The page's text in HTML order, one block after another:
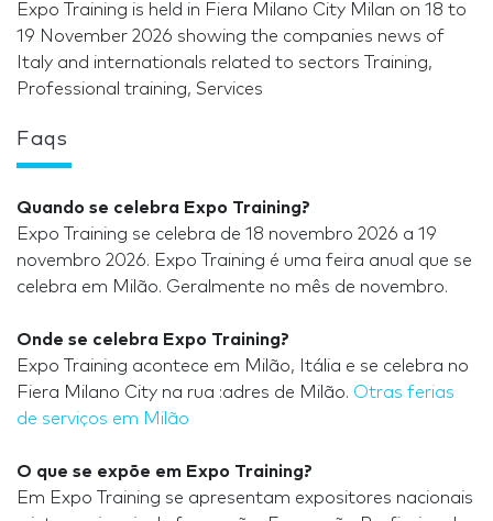
Expo Training is held in Fiera Milano City Milan on 18 to
19 November 2026 showing the companies news of
Italy and internationals related to sectors Training,
Professional training, Services
Faqs
Quando se celebra Expo Training?
Expo Training se celebra de 18 novembro 2026 a 19
novembro 2026. Expo Training é uma feira anual que se
celebra em Milão. Geralmente no mês de novembro.
Onde se celebra Expo Training?
Expo Training acontece em Milão, Itália e se celebra no
Fiera Milano City na rua :adres de Milão. Otras ferias
de serviços em Milão
O que se expõe em Expo Training?
Em Expo Training se apresentam expositores nacionais